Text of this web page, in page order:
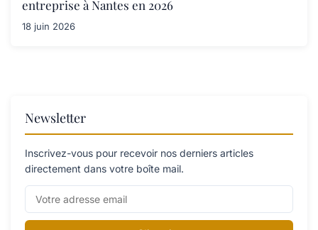
entreprise à Nantes en 2026
18 juin 2026
Newsletter
Inscrivez-vous pour recevoir nos derniers articles
directement dans votre boîte mail.